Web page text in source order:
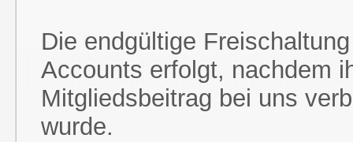
Die endgültige
Accounts erfolgt, nachdem
Mitgliedsbeitrag bei uns
wurde.